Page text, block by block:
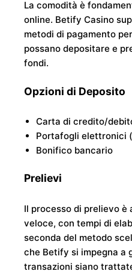
La comodità è
online. Betify Casino
metodi di pagamento
possano depositare e
fondi.
Opzioni di Deposito
Carta di credito/
Portafogli elettronici
Bonifico bancario
Prelievi
Il processo di prelievo
veloce, con tempi di
seconda del metodo
che Betify si impegna a
transazioni siano